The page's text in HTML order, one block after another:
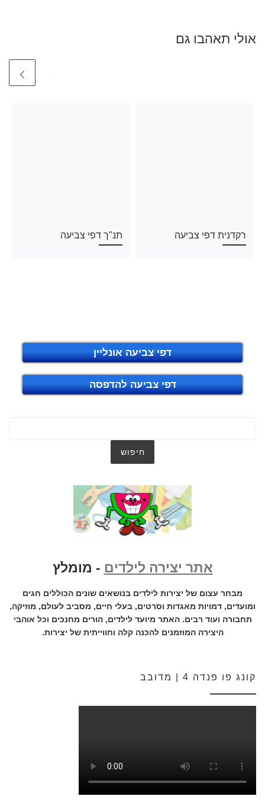
אולי תאהבו גם
רקדנית דפי צביעה תנ"ך דפי צביעה
דפי צביעה אונליין
דפי צביעה להדפסה
אתר יצירה לילדים - מומלץ
מבחר עצום של יצירות לילדים בנושאים שונים הכוללים חגים
ומועדים, דמויות מאגדות וסרטים, בעלי חיים, מסביב לעולם, מוזיקה,
תחבורה ועוד רבים. האתר מיועד לילדים, הורים מחנכים וכל אוהבי
היצירה המוזמנים להכנה קלה וחווייתית של יצירות.
קונג פו פנדה 4 | מדובב